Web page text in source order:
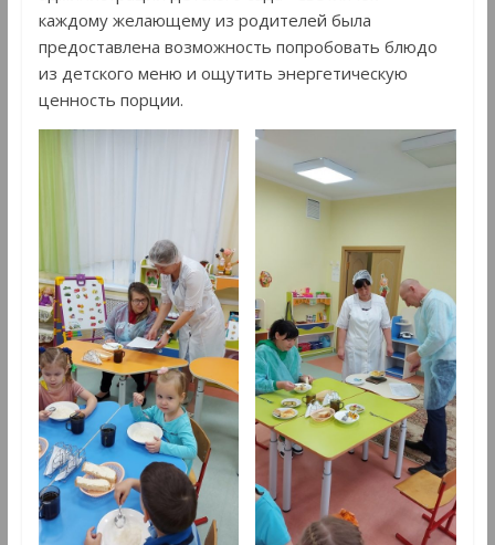
каждому желающему из родителей была
предоставлена возможность попробовать блюдо
из детского меню и ощутить энергетическую
ценность порции.